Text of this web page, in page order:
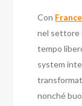
Con
nel settore
tempo
system
nonché